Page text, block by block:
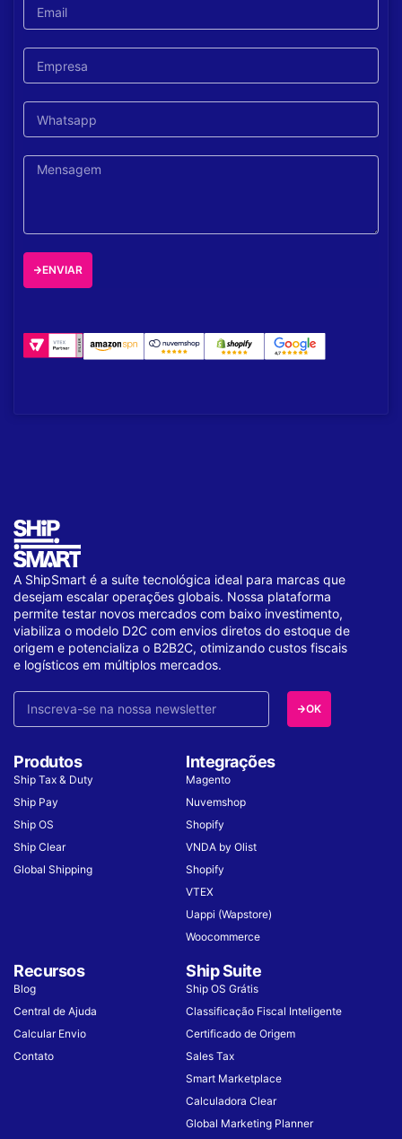
ENVIAR
A ShipSmart é a suíte tecnológica ideal para marcas que
desejam escalar operações globais. Nossa plataforma
permite testar novos mercados com baixo investimento,
viabiliza o modelo D2C com envios diretos do estoque de
origem e potencializa o B2B2C, otimizando custos fiscais
e logísticos em múltiplos mercados.
OK
Produtos
Ship Tax & Duty
Ship Pay
Ship OS
Ship Clear
Global Shipping
Integrações
Magento
Nuvemshop
Shopify
VNDA by Olist
Shopify
VTEX
Uappi (Wapstore)
Woocommerce
Recursos
Blog
Central de Ajuda
Calcular Envio
Contato
Ship Suite
Ship OS Grátis
Classificação Fiscal Inteligente
Certificado de Origem
Sales Tax
Smart Marketplace
Calculadora Clear
Global Marketing Planner